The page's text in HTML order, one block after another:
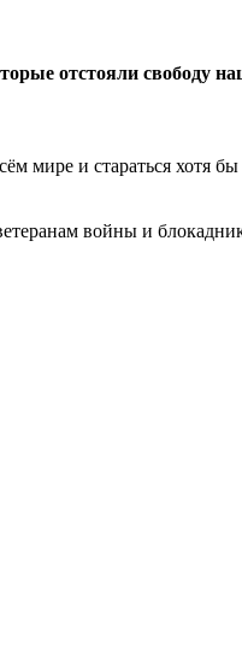
отстояли свободу
мире и стараться хотя
войны и